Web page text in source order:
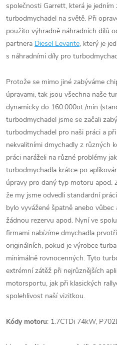
společnosti Garrett, která je
turbodmychadel na světě. Při
použito výhradně náhradních dílů
partnera Diesel Levante, který je
s náhradními díly pro
Protože se mimo jiné zabýváme
úpravami, tak jsou všechna naše
dynamicky do 160.000ot./min
turbodmychadel jsme se začali
turbodmychadel pro naši práci a
nekvalitními dmychadly z různých
práci naráželi na různé problémy
turbodmychadla krátce po
úpravy pro daný typ motoru apod.
že my jsme odvedli standardní
bylo vyvážené špatně anebo
žádnou rezervu apod. Nyní ve
firmami nabízíme dmychadla
originálních, pokud je výrobce
minimálně rovnocenných. Tyto
extrémní zátěž při nejrůznějších
motorsportu, jak při klasických
spolehlivost naší vizitkou.
Kódy motoru: 1.7CTDi 74kW,